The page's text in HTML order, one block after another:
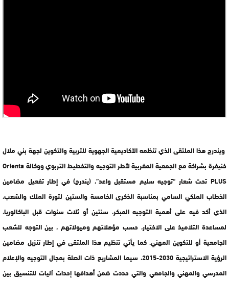
ويندرج هذا الملتقى الذي تنظمه الأكاديمية الجهوية للتربية والتكوين لجهة بني ملال
خنيفرة بشراكة مع الجمعية المغربية لأطر التوجيه والتخطيط التربوي ووكالة Orienta
PLUS تحت شعار “توجيه سليم مستقبل واعد”، (يندرج) في إطار تفعيل مضامين
الخطاب الملكي السامي بمناسبة الذكرى الخامسة والستين لثورة الملك والشعب،
الذي أكد فيه على أهمية التوجيه المبكر، سنتين أو ثلاث سنوات قبل الباكالوريا،
لمساعدة التلاميذ على الاختيار، حسب مؤهلاتهم وميولاتهم ، بين التوجه للشعب
الجامعية أو للتكوين المهني. كما يأتي تنظيم هذا الملتقى في إطار تنزيل مضامين
الرؤية الاستراتيجية 2030-2015، سيما المشاريع ذات الصلة بمجال التوجيه والإعلام
المدرسي والمهني والجامعي والتي حددت ضمن أهدافها إحداث آليات للتنسيق بين